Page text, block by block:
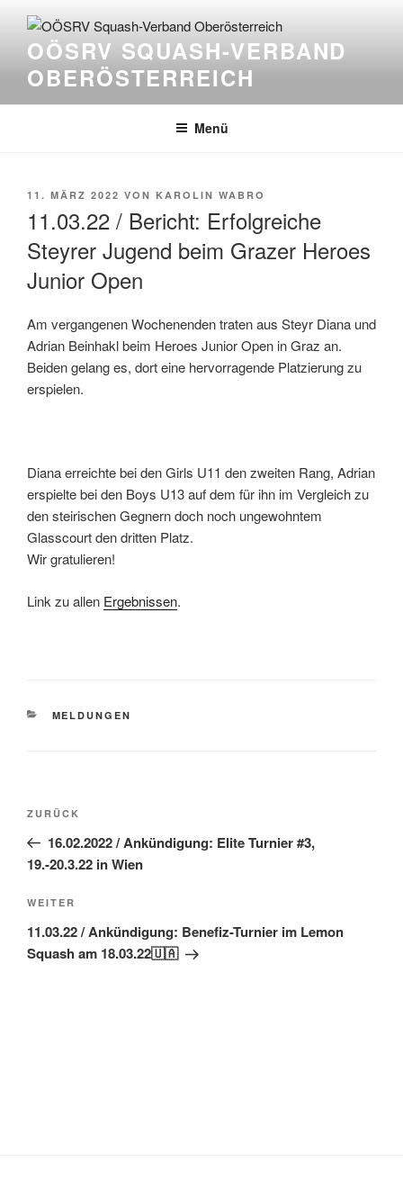
Inhalt
springenOÖSRV SQUASH-VERBAND
OBERÖSTERREICH
Menü
VERÖFFENTLICHT
11. MÄRZ 2022 VON KAROLIN WABRO
11.03.22 / Bericht: Erfolgreiche
Steyrer Jugend beim Grazer Heroes
Junior Open
Am vergangenen Wochenenden traten aus Steyr Diana und
Adrian Beinhakl beim Heroes Junior Open in Graz an.
Beiden gelang es, dort eine hervorragende Platzierung zu
erspielen.
Diana erreichte bei den Girls U11 den zweiten Rang, Adrian
erspielte bei den Boys U13 auf dem für ihn im Vergleich zu
den steirischen Gegnern doch noch ungewohntem
Glasscourt den dritten Platz.
Wir gratulieren!
Link zu allen Ergebnissen.
KATEGORIEN
MELDUNGEN
Beitragsnavigation
Vorheriger
Beitrag
ZURÜCK
16.02.2022 / Ankündigung: Elite Turnier #3,
19.-20.3.22 in Wien
Nächster
Beitrag
WEITER
11.03.22 / Ankündigung: Benefiz-Turnier im Lemon
Squash am 18.03.22🇺🇦